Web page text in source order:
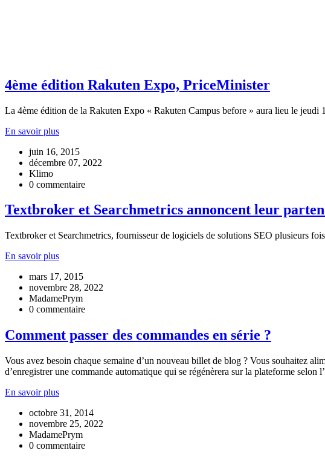
4ème édition Rakuten Expo, PriceMinister
La 4ème édition de la Rakuten Expo « Rakuten Campus before » aura lieu le
En savoir plus
juin 16, 2015
décembre 07, 2022
Klimo
0 commentaire
Textbroker et Searchmetrics annoncent leur
Textbroker et Searchmetrics, fournisseur de logiciels de solutions SEO plusieurs
En savoir plus
mars 17, 2015
novembre 28, 2022
MadamePrym
0 commentaire
Comment passer des commandes en série ?
Vous avez besoin chaque semaine d’un nouveau billet de blog ? Vous souhaitez
d’enregistrer une commande automatique qui se régénèrera sur la plateforme
En savoir plus
octobre 31, 2014
novembre 25, 2022
MadamePrym
0 commentaire